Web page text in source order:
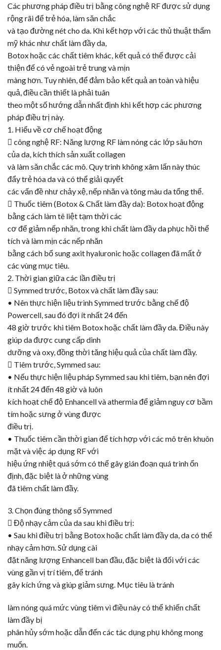
Các phương pháp điều trị bằng công nghệ RF được sử dụng
rộng rãi để trẻ hóa, làm săn chắc
và tạo đường nét cho da. Khi kết hợp với các thủ thuật thẩm
mỹ khác như chất làm đầy da,
Botoxhoặc các chất tiêm khác, kết quả có thể được cải
thiện để có vẻ ngoài trẻ trung và mịn
màng hơn. Tuy nhiên, để đảm bảo kết quả an toàn và hiệu
quả, điều cần thiết là phải tuân
theo một số hướng dẫn nhất định khi kết hợp các phương
pháp điều trị này.
1. Hiểu về cơ chế hoạt động
 công nghệ RF: Năng lượng RF làm nóng các lớp sâu hơn
của da, kích thích sản xuất collagen
và làm săn chắc các mô. Quy trình không xâm lấn này thúc
đẩy trẻ hóa da và có thể giải quyết
các vấn đề như chảy xệ, nếp nhăn và tông màu da tổng thể.
 Thuốc tiêm (Botox& Chất làm đầy da): Botoxhoạt động
bằng cách làm tê liệt tạm thời các
cơ để giảm nếp nhăn, trong khi chất làm đầy da phục hồi thể
tích và làm mịn các nếp nhăn
bằng cách bổ sung axit hyaluronic hoặc collagen đã mất ở
các vùng mục tiêu.
2. Thời gian giữa các lần điều trị
 Symmedtrước, Botoxvà chất làm đầy sau:
• Nên thực hiện liệu trình Symmed trước bằng chế độ
Powercell, sau đó đợi ít nhất 24 đến
48 giờ trước khi tiêm Botoxhoặc chất làm đầy da. Điều này
giúp da được cung cấp dinh
dưỡng và oxy, đồng thời tăng hiệu quả của chất làm đầy.
 Tiêm trước, Symmedsau:
• Nếu thực hiện liệu pháp Symmed sau khi tiêm, bạn nên đợi
ít nhất 24 đến 48 giờ và luôn
kích hoạt chế độ Enhancell và athermia để giảm nguy cơ bầm
tím hoặc sưng ở vùng được
điều trị.
• Thuốc tiêm cần thời gian để tích hợp với các mô trên khuôn
mặt và việc áp dụng RF với
hiệu ứng nhiệt quá sớm có thể gây gián đoạn quá trình ổn
định, đặc biệt là ở những vùng
đã tiêm chất làm đầy.
3. Chọn đúng thông số Symmed
 Độ nhạy cảm của da sau khi điều trị:
• Sau khi điều trị bằng Botoxhoặc chất làm đầy da, da có thể
nhạy cảm hơn. Sử dụng cài
đặt năng lượng Enhancell ban đầu, đặc biệt là đối với các
vùng gần vị trí tiêm, để tránh
gây kích ứng và giúp giảm sưng. Mục tiêu là tránh
làm nóng quá mức vùng tiêm vì điều này có thể khiến chất
làm đầy bị
phân hủy sớm hoặc dẫn đến các tác dụng phụ không mong
muốn.